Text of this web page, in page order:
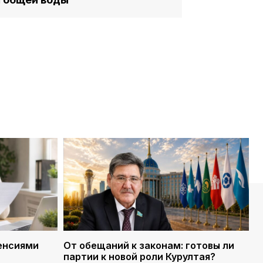
От обещаний к законам: готовы ли
партии к новой роли Курултая?